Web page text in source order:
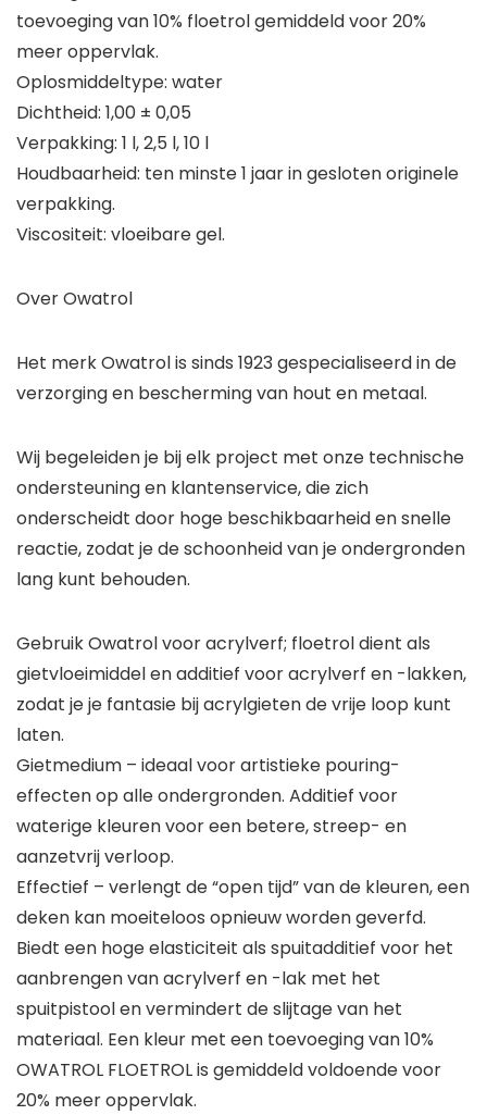
toevoeging van 10% floetrol gemiddeld voor 20%
meer oppervlak.
Oplosmiddeltype: water
Dichtheid: 1,00 ± 0,05
Verpakking: 1 l, 2,5 l, 10 l
Houdbaarheid: ten minste 1 jaar in gesloten originele
verpakking.
Viscositeit: vloeibare gel.
Over Owatrol
Het merk Owatrol is sinds 1923 gespecialiseerd in de
verzorging en bescherming van hout en metaal.
Wij begeleiden je bij elk project met onze technische
ondersteuning en klantenservice, die zich
onderscheidt door hoge beschikbaarheid en snelle
reactie, zodat je de schoonheid van je ondergronden
lang kunt behouden.
Gebruik Owatrol voor acrylverf; floetrol dient als
gietvloeimiddel en additief voor acrylverf en -lakken,
zodat je je fantasie bij acrylgieten de vrije loop kunt
laten.
Gietmedium – ideaal voor artistieke pouring-
effecten op alle ondergronden. Additief voor
waterige kleuren voor een betere, streep- en
aanzetvrij verloop.
Effectief – verlengt de “open tijd” van de kleuren, een
deken kan moeiteloos opnieuw worden geverfd.
Biedt een hoge elasticiteit als spuitadditief voor het
aanbrengen van acrylverf en -lak met het
spuitpistool en vermindert de slijtage van het
materiaal. Een kleur met een toevoeging van 10%
OWATROL FLOETROL is gemiddeld voldoende voor
20% meer oppervlak.